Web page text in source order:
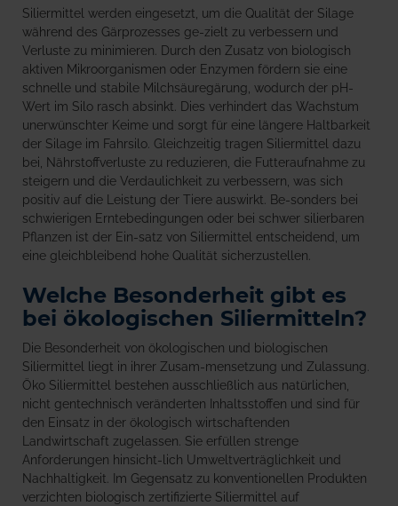
Siliermittel werden eingesetzt, um die Qualität der Silage
während des Gärprozesses ge-zielt zu verbessern und
Verluste zu minimieren. Durch den Zusatz von biologisch
aktiven Mikroorganismen oder Enzymen fördern sie eine
schnelle und stabile Milchsäuregärung, wodurch der pH-
Wert im Silo rasch absinkt. Dies verhindert das Wachstum
unerwünschter Keime und sorgt für eine längere Haltbarkeit
der Silage im Fahrsilo. Gleichzeitig tragen Siliermittel dazu
bei, Nährstoffverluste zu reduzieren, die Futteraufnahme zu
steigern und die Verdaulichkeit zu verbessern, was sich
positiv auf die Leistung der Tiere auswirkt. Be-sonders bei
schwierigen Erntebedingungen oder bei schwer silierbaren
Pflanzen ist der Ein-satz von Siliermittel entscheidend, um
eine gleichbleibend hohe Qualität sicherzustellen.
Welche Besonderheit gibt es
bei ökologischen Siliermitteln?
Die Besonderheit von ökologischen und biologischen
Siliermittel liegt in ihrer Zusam-mensetzung und Zulassung.
Öko Siliermittel bestehen ausschließlich aus natürlichen,
nicht gentechnisch veränderten Inhaltsstoffen und sind für
den Einsatz in der ökologisch wirtschaftenden
Landwirtschaft zugelassen. Sie erfüllen strenge
Anforderungen hinsicht-lich Umweltverträglichkeit und
Nachhaltigkeit. Im Gegensatz zu konventionellen Produkten
verzichten biologisch zertifizierte Siliermittel auf